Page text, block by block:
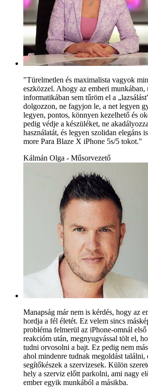
"Türelmetlen és maximalista vagyok
eszközzel. Ahogy az emberi munkában,
informatikában sem tűröm el a
dolgozzon, ne fagyjon le, a net legyen
legyen, pontos, könnyen kezelhető és
pedig védje a készüléket, ne
használatát, és legyen szolidan elegáns
more Para Blaze X iPhone 5s/5 tokot."
Kálmán Olga - Műsorvezető
Manapság már nem is kérdés, hogy az
hordja a fél életét. Ez velem sincs
probléma felmerül az iPhone-omnál első
reakcióm után, megnyugvással tölt el,
tudni orvosolni a bajt. Ez pedig nem
ahol mindenre tudnak megoldást találni,
segítőkészek a szervizesek. Külön
hely a szerviz előtt parkolni, ami nagy
ember egyik munkából a másikba.